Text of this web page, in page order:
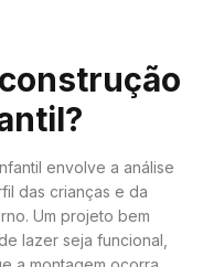
envolve a análise
das crianças e da
Um projeto bem
lazer seja funcional,